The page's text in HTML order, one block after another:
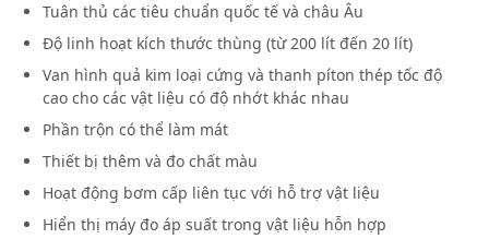
Tuân thủ các tiêu chuẩn quốc tế và châu Âu
Độ linh hoạt kích thước thùng (từ 200 lít đến 20 lít)
Van hình quả kim loại cứng và thanh píton thép tốc độ
cao cho các vật liệu có độ nhớt khác nhau
Phần trộn có thể làm mát
Thiết bị thêm và đo chất màu
Hoạt động bơm cấp liên tục với hỗ trợ vật liệu
Hiển thị máy đo áp suất trong vật liệu hỗn hợp